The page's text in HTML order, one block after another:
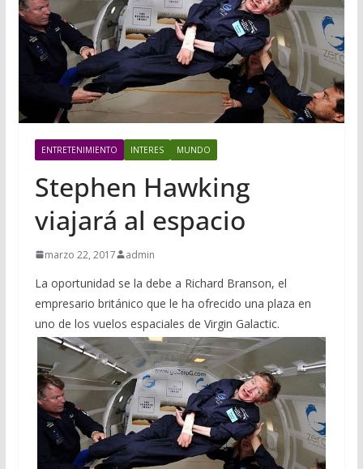
ENTRETENIMIENTO INTERES MUNDO
Stephen Hawking
viajará al espacio
marzo 22, 2017 admin
La oportunidad se la debe a Richard Branson, el
empresario británico que le ha ofrecido una plaza en
uno de los vuelos espaciales de Virgin Galactic.